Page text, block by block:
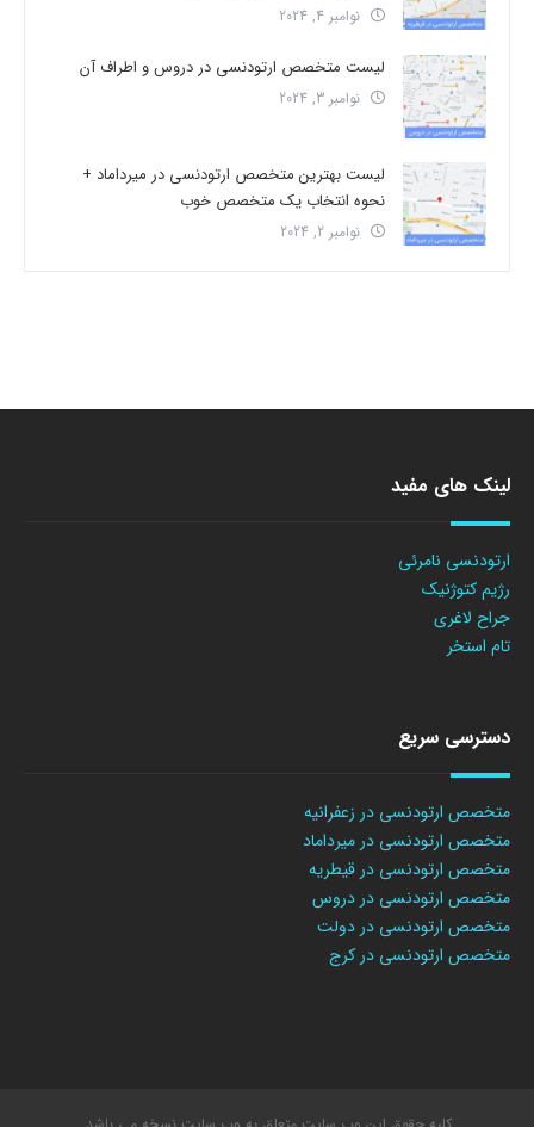
نوامبر 4, 2024
لیست متخصص ارتودنسی در دروس و اطراف آن
نوامبر 3, 2024
لیست بهترین متخصص ارتودنسی در میرداماد +
نحوه انتخاب یک متخصص خوب
نوامبر 2, 2024
لینک های مفید
ارتودنسی نامرئی
رژیم کتوژنیک
جراح لاغری
تام استخر
دسترسی سریع
متخصص ارتودنسی در زعفرانیه
متخصص ارتودنسی در میرداماد
متخصص ارتودنسی در قیطریه
متخصص ارتودنسی در دروس
متخصص ارتودنسی در دولت
متخصص ارتودنسی در کرج